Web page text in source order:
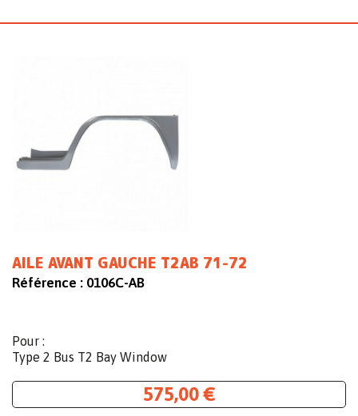
AILE AVANT GAUCHE T2AB 71-72
Référence : 0106C-AB
Pour :
Type 2 Bus T2 Bay Window
575,00 €